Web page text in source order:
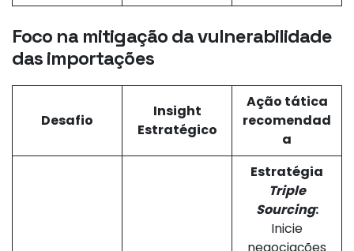
Foco na mitigação da vulnerabilidade
das importações
Desafio
Insight
Estratégico
Ação tática
recomendad
a
Estratégia
Triple
Sourcing:
Inicie